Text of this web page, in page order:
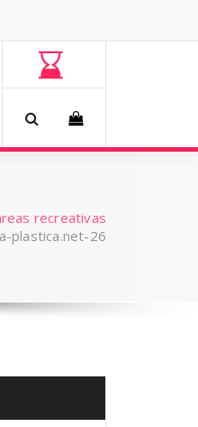
recreativas
plastica.net-26